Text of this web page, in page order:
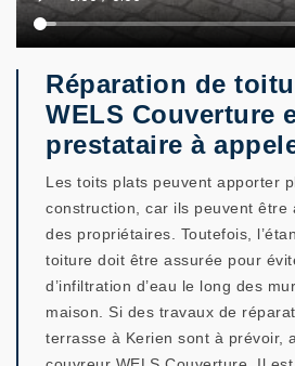
Réparation de
WELS Couverture
prestataire à
Les toits plats peuvent apporter
construction, car ils peuvent être
des propriétaires. Toutefois,
toiture doit être assurée pour
d’infiltration d’eau le long des
maison. Si des travaux de
terrasse à Kerien sont à prévoir,